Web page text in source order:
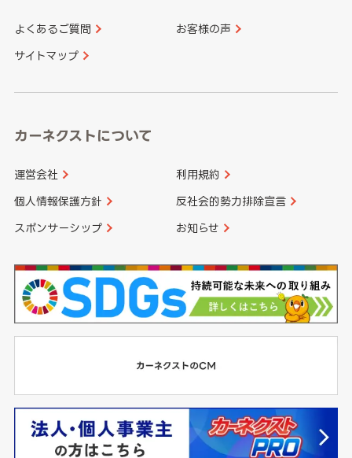
香川県 愛媛県
大分県 宮崎県
よくあるご質問 お客様の声
サイトマップ
カーネクストについて
運営会社 利用規約
個人情報保護方針 反社会的勢力排除宣言
スポンサーシップ お知らせ